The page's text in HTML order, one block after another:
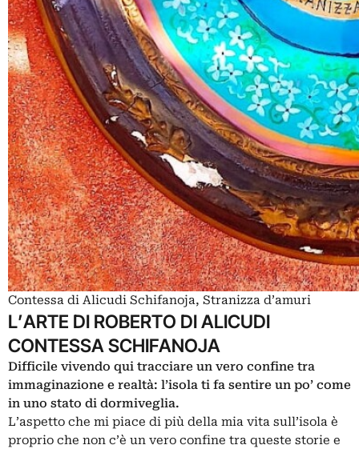
Contessa di Alicudi Schifanoja, Stranizza d’amuri
L’ARTE DI ROBERTO DI ALICUDI
CONTESSA SCHIFANOJA
Difficile vivendo qui tracciare un vero confine tra
immaginazione e realtà: l’isola ti fa sentire un po’ come
in uno stato di dormiveglia.
L’aspetto che mi piace di più della mia vita sull’isola è
proprio che non c’è un vero confine tra queste storie e